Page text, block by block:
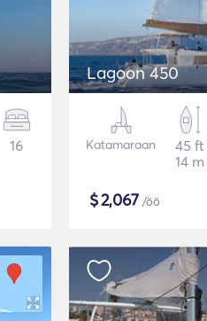
16
Lagoon 450
Katamaraan
45 ft
14 m
$2,067 /öö